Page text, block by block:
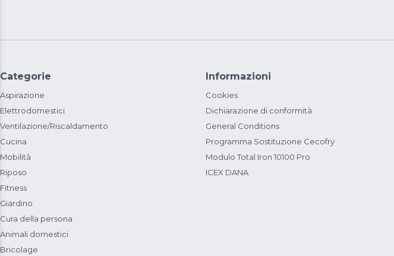
Categorie
Aspirazione
Elettrodomestici
Ventilazione/Riscaldamento
Cucina
Mobilità
Riposo
Fitness
Giardino
Cura della persona
Animali domestici
Bricolage
Informazioni
Cookies
Dichiarazione di conformità
General Conditions
Programma Sostituzione Cecofry
Modulo Total Iron 10100 Pro
ICEX DANA